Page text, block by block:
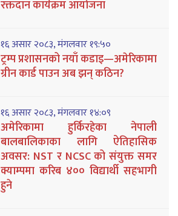
रक्तदान कार्यक्रम आयोजना
१६ असार २०८३, मंगलवार १९:५०
ट्रम्प प्रशासनको नयाँ कडाइ—अमेरिकामा
ग्रीन कार्ड पाउन अब झन् कठिन?
१६ असार २०८३, मंगलवार १४:०९
अमेरिकामा हुर्किरहेका नेपाली
बालबालिकाका लागि ऐतिहासिक
अवसर: NST र NCSC को संयुक्त समर
क्याम्पमा करिब ४०० विद्यार्थी सहभागी
हुने